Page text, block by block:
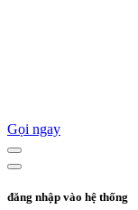
Gọi ngay
đăng nhập vào hệ thống